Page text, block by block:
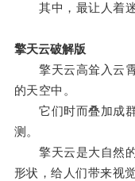
其中，最让人着迷
擎天云破解版
擎天云高耸入云霄
的天空中。
它们时而叠加成群
测。
擎天云是大自然的
形状，给人们带来视